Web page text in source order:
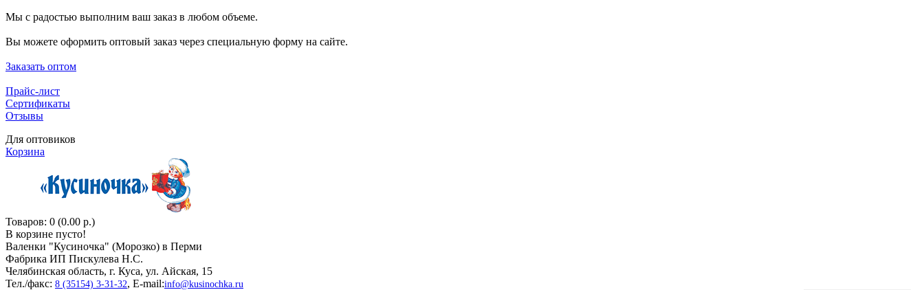
Мы с радостью выполним ваш заказ в любом объеме.
Вы можете оформить оптовый заказ через специальную форму на сайте.
Заказать оптом
Прайс-лист
Сертификаты
Отзывы
Для оптовиков
Корзина
Товаров: 0 (0.00 р.)
В корзине пусто!
Валенки "Кусиночкa" (Морозко) в Перми
Фабрика ИП Пискулева Н.С.
Челябинская область, г. Куса, ул. Айская, 15
Тел./факс: 8 (35154) 3-31-32, E-mail:info@kusinochka.ru